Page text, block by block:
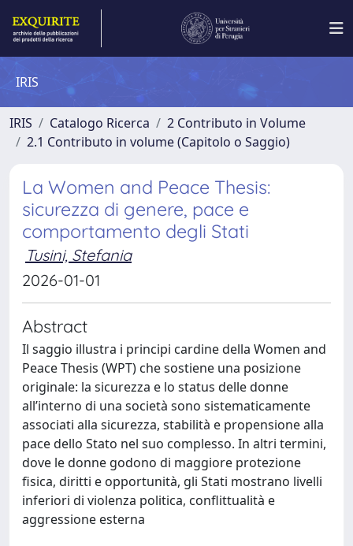
IRIS
IRIS Catalogo Ricerca
2 Contributo in Volume
2.1 Contributo in volume (Capitolo o Saggio)
La Women and Peace Thesis:
sicurezza di genere, pace e
comportamento degli Stati
Tusini, Stefania
2026-01-01
Abstract
Il saggio illustra i principi cardine della Women and
Peace Thesis (WPT) che sostiene una posizione
originale: la sicurezza e lo status delle donne
all’interno di una società sono sistematicamente
associati alla sicurezza, stabilità e propensione alla
pace dello Stato nel suo complesso. In altri termini,
dove le donne godono di maggiore protezione
fisica, diritti e opportunità, gli Stati mostrano livelli
inferiori di violenza politica, conflittualità e
aggressione esterna